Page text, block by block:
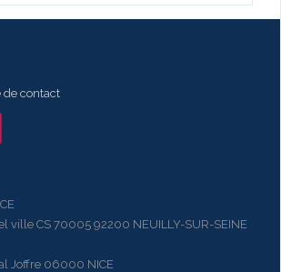
de contact
CS 70005 92200 NEUILLY-SUR-SEINE
06000 NICE